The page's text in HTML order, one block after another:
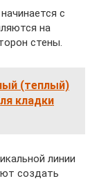
с
на
стены.
(теплый)
кладки
линии
создать